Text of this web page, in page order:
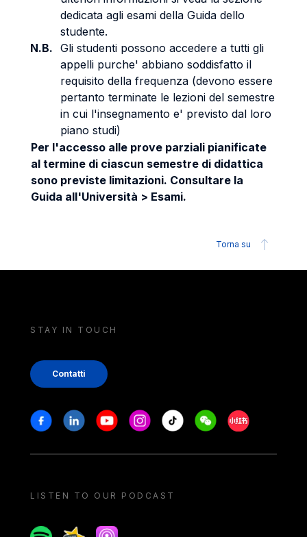
dedicata agli esami della Guida dello
studente.
N.B. Gli studenti possono accedere a tutti gli
appelli purche' abbiano soddisfatto il
requisito della frequenza (devono essere
pertanto terminate le lezioni del semestre
in cui l'insegnamento e' previsto dal loro
piano studi)
Per l'accesso alle prove parziali pianificate
al termine di ciascun semestre di didattica
sono previste limitazioni. Consultare la
Guida all'Università > Esami.
Torna su
STAY IN TOUCH
Contatti
Stay in touch
FacebookLinkedinYoutubeInstagram
Tiktok WeechatXiaohongshu/
LISTEN TO OUR PODCAST
SpotifySpreakerApple podcast